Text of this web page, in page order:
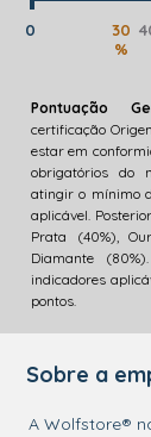
Sobre a
A Wolfstore®
0
30
%
Pontuação
certificação
estar em
obrigatórios do
atingir o mínimo
aplicável.
Prata (40%),
Diamante
indicadores
pontos.